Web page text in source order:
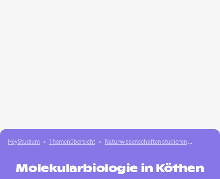
HeyStudium Themenübersicht Natur­wissenschaften studieren
Molekularbiologie in Köthen